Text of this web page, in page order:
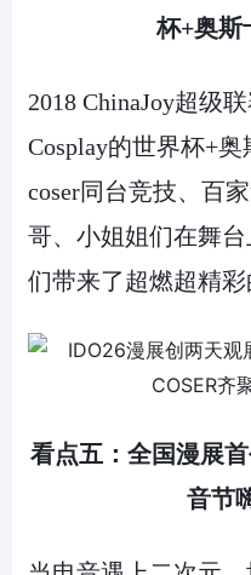
杯+奥斯
2018 ChinaJoy超级
Cosplay的世界杯+
coser同台竞技、百
哥、小姐姐们在舞
们带来了超燃超精彩
看点五：全国漫展首
音节